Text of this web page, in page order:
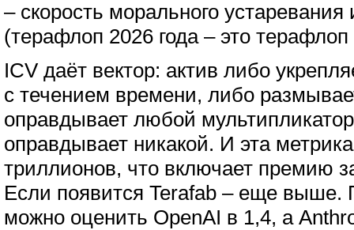
– скорость морального
(терафлоп 2026 года – это терафлоп
ICV даёт вектор: актив либо
с течением времени, либо
оправдывает любой
оправдывает никакой. И эта
триллионов, что включает премию
Если появится Terafab – еще выше.
можно оценить OpenAI в 1,4, а